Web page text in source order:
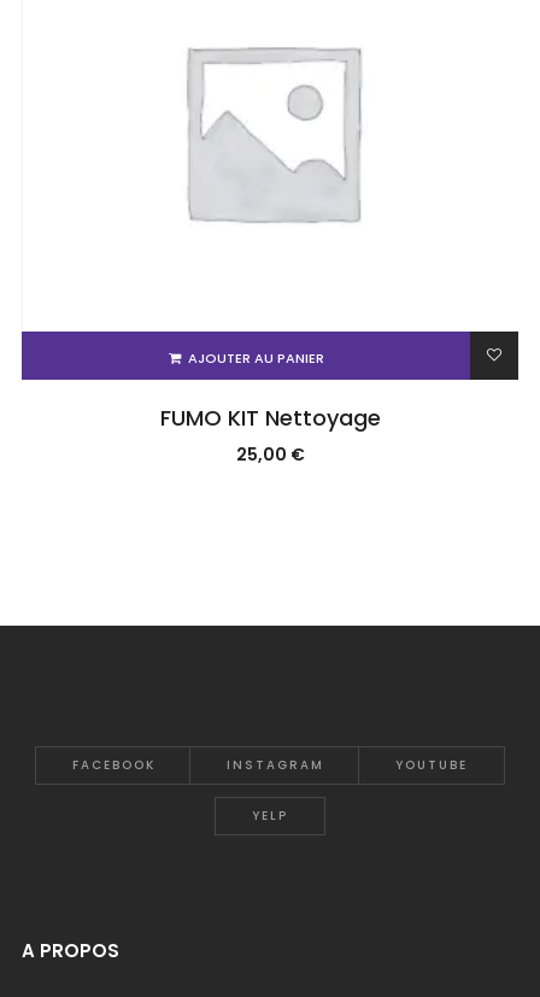
AJOUTER AU PANIER
FUMO KIT Nettoyage
25,00 €
FACEBOOK INSTAGRAM YOUTUBE
YELP
A PROPOS